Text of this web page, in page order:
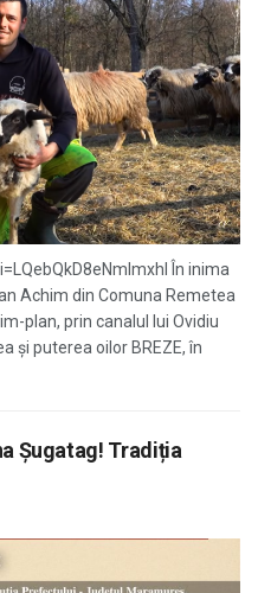
În inima
Achim din Comuna Remetea
plan, prin canalul lui Ovidiu
și puterea oilor BREZE, în
Șugatag! Tradiția